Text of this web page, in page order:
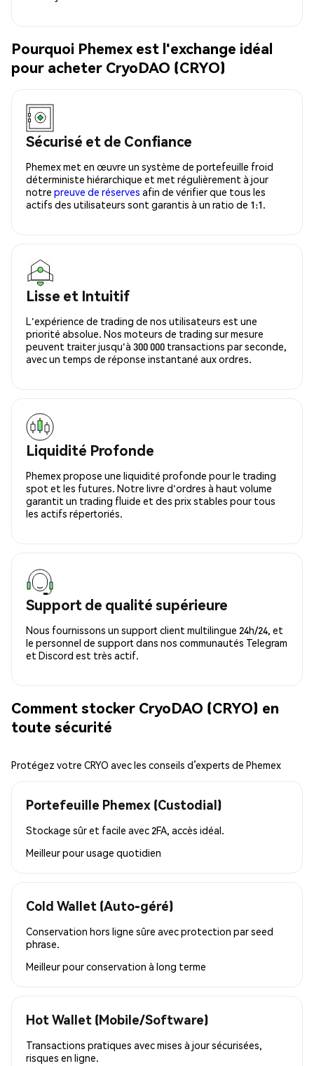
Pourquoi Phemex est l'exchange idéal
pour acheter CryoDAO (CRYO)
Sécurisé et de Confiance
Phemex met en œuvre un système de portefeuille froid
déterministe hiérarchique et met régulièrement à jour
notre preuve de réserves afin de vérifier que tous les
actifs des utilisateurs sont garantis à un ratio de 1:1.
Lisse et Intuitif
L'expérience de trading de nos utilisateurs est une
priorité absolue. Nos moteurs de trading sur mesure
peuvent traiter jusqu'à 300 000 transactions par seconde,
avec un temps de réponse instantané aux ordres.
Liquidité Profonde
Phemex propose une liquidité profonde pour le trading
spot et les futures. Notre livre d'ordres à haut volume
garantit un trading fluide et des prix stables pour tous
les actifs répertoriés.
Support de qualité supérieure
Nous fournissons un support client multilingue 24h/24, et
le personnel de support dans nos communautés Telegram
et Discord est très actif.
Comment stocker CryoDAO (CRYO) en
toute sécurité
Protégez votre CRYO avec les conseils d’experts de Phemex
Portefeuille Phemex (Custodial)
Stockage sûr et facile avec 2FA, accès idéal.
Meilleur pourusage quotidien
Cold Wallet (Auto-géré)
Conservation hors ligne sûre avec protection par seed
phrase.
Meilleur pourconservation à long terme
Hot Wallet (Mobile/Software)
Transactions pratiques avec mises à jour sécurisées,
risques en ligne.